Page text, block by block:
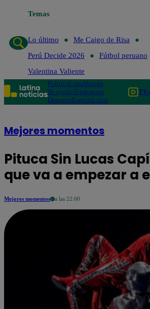
Temas
Lo último
Me Caigo de Risa
Perú Decide 2026
Fútbol peruano
Valentina Valiente
PolíticaLimaMundo
Te ayudoTendencias
DeportesEspectáculos
TV
Mejores momentos
Pituca Sin Lucas
que va a empezar a
Mejores momentos a las 22:00